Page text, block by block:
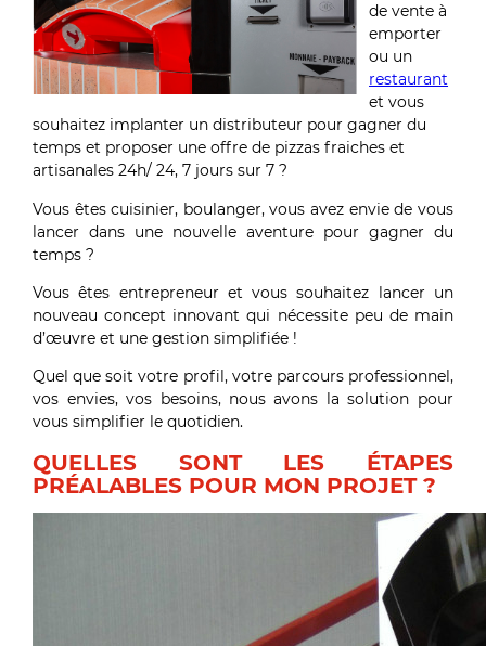
de vente à
emporter
ou un
restaurant
et vous
souhaitez implanter un distributeur pour gagner du
temps et proposer une offre de pizzas fraiches et
artisanales 24h/ 24, 7 jours sur 7 ?
Vous êtes cuisinier, boulanger, vous avez envie de vous
lancer dans une nouvelle aventure pour gagner du
temps ?
Vous êtes entrepreneur et vous souhaitez lancer un
nouveau concept innovant qui nécessite peu de main
d’œuvre et une gestion simplifiée !
Quel que soit votre profil, votre parcours professionnel,
vos envies, vos besoins, nous avons la solution pour
vous simplifier le quotidien.
QUELLES SONT LES ÉTAPES
PRÉALABLES POUR MON PROJET ?